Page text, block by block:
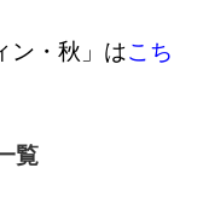
ン・秋」はこち
覧